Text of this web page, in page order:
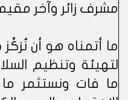
مشرف زائر وآخر
ما أتمناه هو أن نُرَكِّز
لتهيئة وتنظيم
ما فات ونستثمر